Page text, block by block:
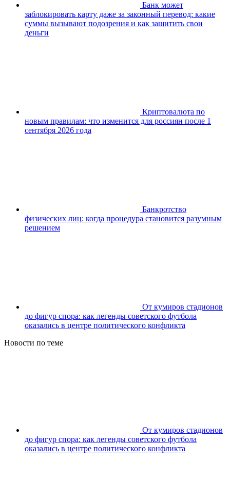
Банк может
заблокировать карту даже за законный перевод: какие
суммы вызывают подозрения и как защитить свои
деньги
Криптовалюта по
новым правилам: что изменится для россиян после 1
сентября 2026 года
Банкротство
физических лиц: когда процедура становится разумным
решением
От кумиров стадионов
до фигур спора: как легенды советского футбола
оказались в центре политического конфликта
Новости по теме
От кумиров стадионов
до фигур спора: как легенды советского футбола
оказались в центре политического конфликта